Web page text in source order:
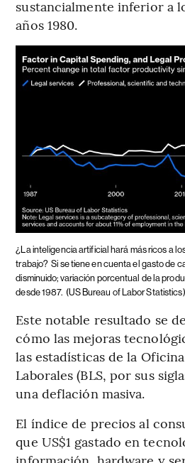
sustancialmente inferior a
años 1980.
¿La inteligencia artificial hará más ricos a
trabajo? Si se tiene en cuenta el gasto de
disminuido; variación porcentual de la
desde 1987. (US Bureau of Labor Statistics)
Este notable resultado se
cómo las mejoras
las estadísticas de la
Laborales (BLS, por sus
una deflación masiva.
El índice de precios al
que US$1 gastado en
información, hardware y